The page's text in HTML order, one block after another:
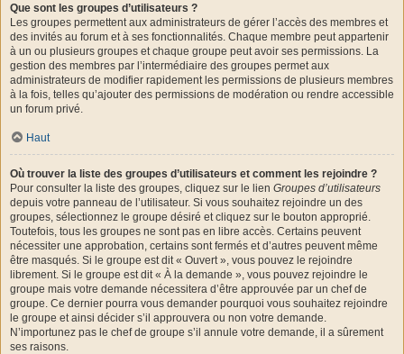
Que sont les groupes d’utilisateurs ?
Les groupes permettent aux administrateurs de gérer l’accès des membres et
des invités au forum et à ses fonctionnalités. Chaque membre peut appartenir
à un ou plusieurs groupes et chaque groupe peut avoir ses permissions. La
gestion des membres par l’intermédiaire des groupes permet aux
administrateurs de modifier rapidement les permissions de plusieurs membres
à la fois, telles qu’ajouter des permissions de modération ou rendre accessible
un forum privé.
Haut
Où trouver la liste des groupes d’utilisateurs et comment les rejoindre ?
Pour consulter la liste des groupes, cliquez sur le lien Groupes d’utilisateurs
depuis votre panneau de l’utilisateur. Si vous souhaitez rejoindre un des
groupes, sélectionnez le groupe désiré et cliquez sur le bouton approprié.
Toutefois, tous les groupes ne sont pas en libre accès. Certains peuvent
nécessiter une approbation, certains sont fermés et d’autres peuvent même
être masqués. Si le groupe est dit « Ouvert », vous pouvez le rejoindre
librement. Si le groupe est dit « À la demande », vous pouvez rejoindre le
groupe mais votre demande nécessitera d’être approuvée par un chef de
groupe. Ce dernier pourra vous demander pourquoi vous souhaitez rejoindre
le groupe et ainsi décider s’il approuvera ou non votre demande.
N’importunez pas le chef de groupe s’il annule votre demande, il a sûrement
ses raisons.